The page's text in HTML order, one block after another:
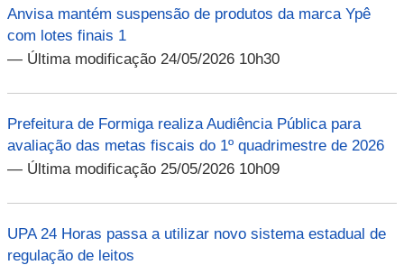
Anvisa mantém suspensão de produtos da marca Ypê
com lotes finais 1
— Última modificação 24/05/2026 10h30
Prefeitura de Formiga realiza Audiência Pública para
avaliação das metas fiscais do 1º quadrimestre de 2026
— Última modificação 25/05/2026 10h09
UPA 24 Horas passa a utilizar novo sistema estadual de
regulação de leitos